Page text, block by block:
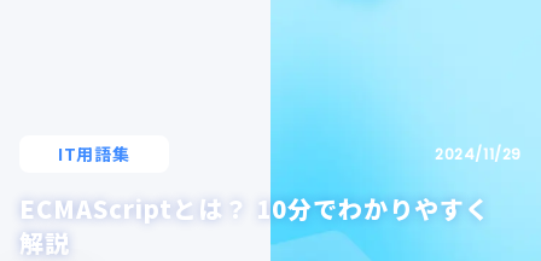
IT用語集 2024/11/29
ECMAScriptとは？ 10分でわかりやすく
解説